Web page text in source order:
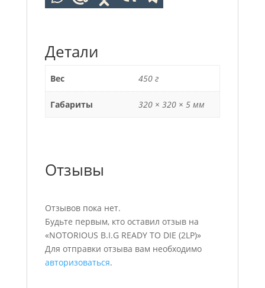
Детали
Вес 450 г
Габариты 320 × 320 × 5 мм
Отзывы
Отзывов пока нет.
Будьте первым, кто оставил отзыв на
«NOTORIOUS B.I.G READY TO DIE (2LP)»
Для отправки отзыва вам необходимо
авторизоваться.